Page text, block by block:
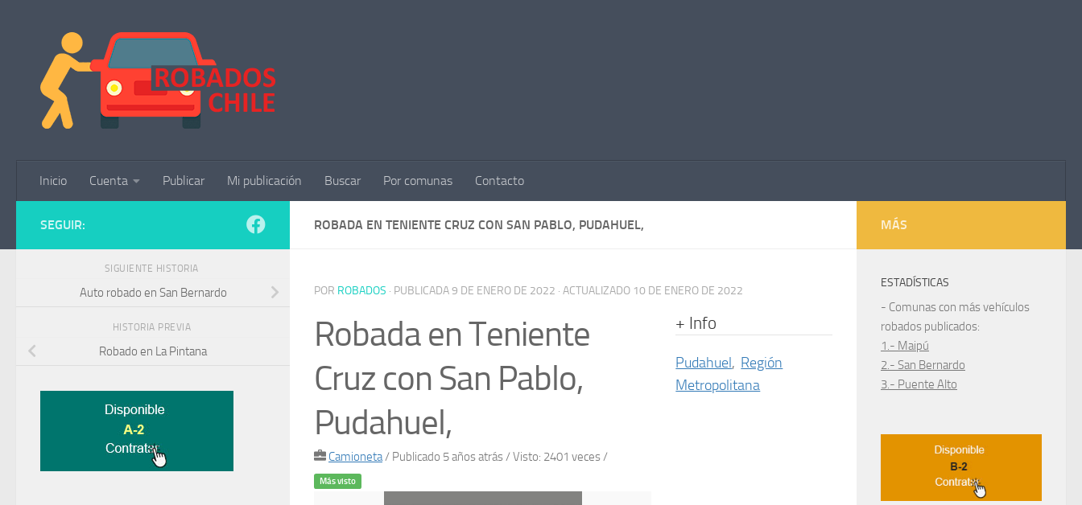
Inicio Cuenta Publicar Mi publicación Buscar Por comunas Contacto
ROBADA EN TENIENTE CRUZ CON SAN PABLO, PUDAHUEL,
POR ROBADOS · PUBLICADA9 DE ENERO DE 2022 · ACTUALIZADO 10 DE ENERO DE 2022
Robada en Teniente
Cruz con San Pablo,
Pudahuel,
Camioneta/ Publicado 5 años atrás/ Visto: 2401 veces /
Más visto
+ Info
Pudahuel, Región
Metropolitana
SEGUIR:
SIGUIENTE HISTORIA
Auto robado en San Bernardo
HISTORIA PREVIA
Robado en La Pintana
MÁS
ESTADÍSTICAS
- Comunas con más vehículos
robados publicados:
1.- Maipú
2.- San Bernardo
3.- Puente Alto